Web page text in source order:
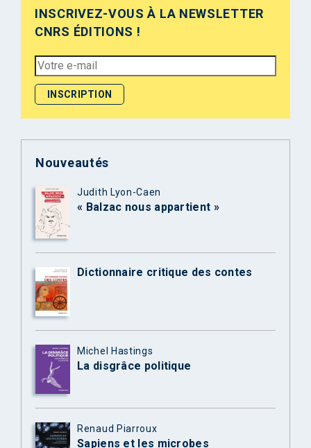
INSCRIVEZ-VOUS À LA NEWSLETTER
CNRS ÉDITIONS !
Nouveautés
Judith Lyon-Caen
« Balzac nous appartient »
Dictionnaire critique des contes
Michel Hastings
La disgrâce politique
Renaud Piarroux
Sapiens et les microbes